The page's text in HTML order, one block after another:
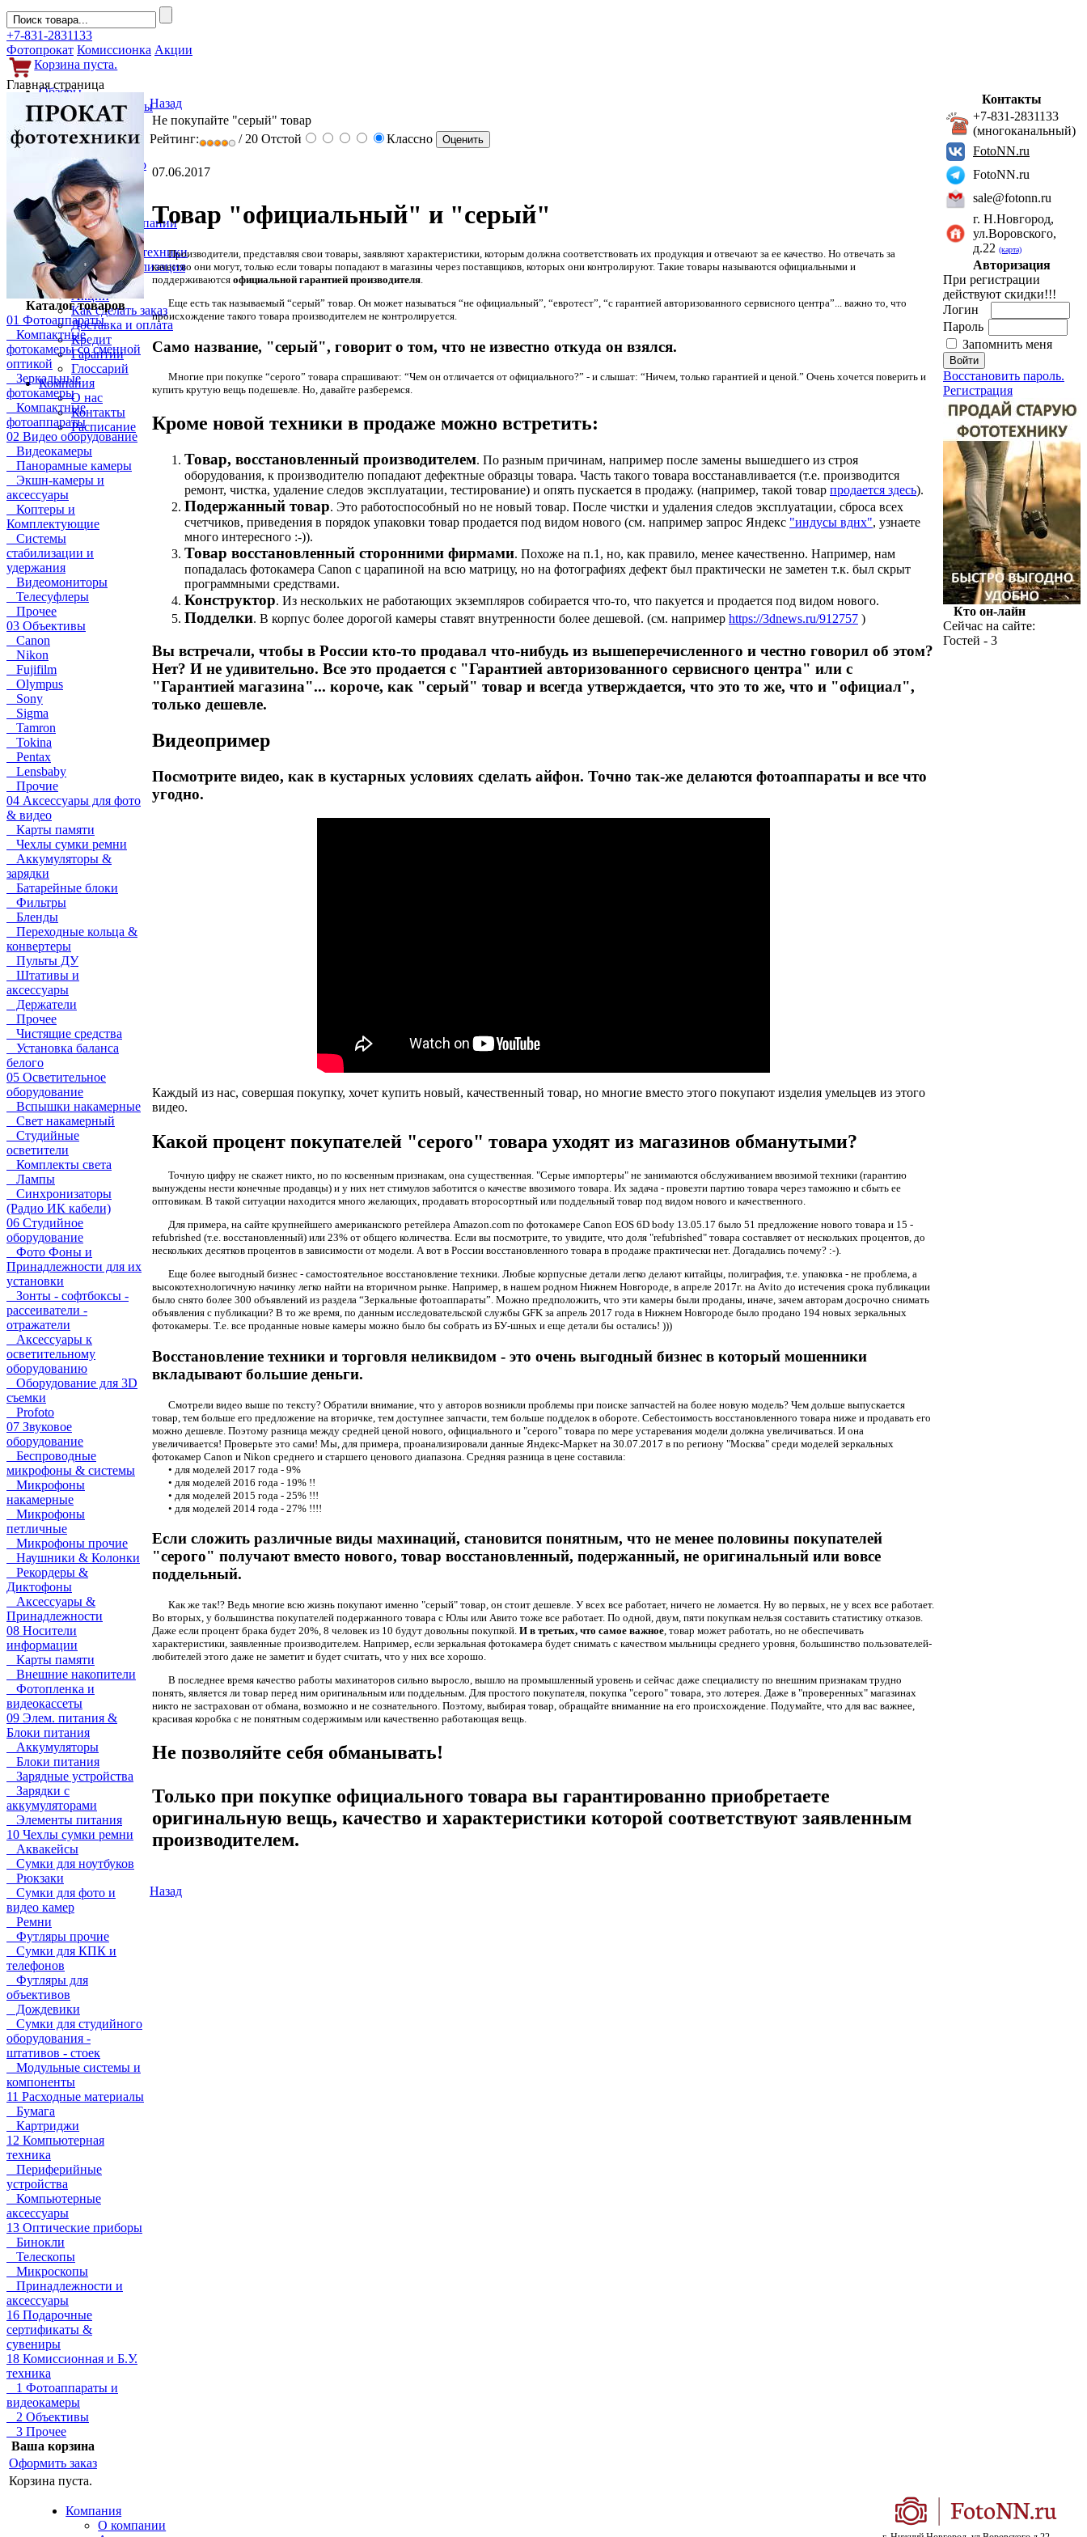
+7-831-2831133
Фотопрокат Комиссионка Акции
Корзина пуста.
Обзоры
Фотоаппараты
Объективы
Фильтры
Фото и видео
Гаджеты
Аксессуары
Слухи
Новости компании
Услуги
Прокат фототехники
Выкуп и реализация
Покупателям
Акции
Как сделать заказ
Доставка и оплата
Кредит
Гарантии
Глоссарий
Компания
О нас
Контакты
Расписание
Главная страница
Каталог товаров
01 Фотоаппараты
Компактные
фотокамеры со сменной
оптикой
Зеркальные
фотокамеры
Компактные
фотоаппараты
02 Видео оборудование
Видеокамеры
Панорамные камеры
Экшн-камеры и
аксессуары
Коптеры и
Комплектующие
Системы
стабилизации и
удержания
Видеомониторы
Телесуфлеры
Прочее
03 Объективы
Canon
Nikon
Fujifilm
Olympus
Sony
Sigma
Tamron
Tokina
Pentax
Lensbaby
Прочие
04 Аксессуары для фото
& видео
Карты памяти
Чехлы сумки ремни
Аккумуляторы &
зарядки
Батарейные блоки
Фильтры
Бленды
Переходные кольца &
конвертеры
Пульты ДУ
Штативы и
аксессуары
Держатели
Прочее
Чистящие средства
Установка баланса
белого
05 Осветительное
оборудование
Вспышки накамерные
Свет накамерный
Студийные
осветители
Комплекты света
Лампы
Синхронизаторы
(Радио ИК кабели)
06 Студийное
оборудование
Фото Фоны и
Принадлежности для их
установки
Зонты - софтбоксы -
рассеиватели -
отражатели
Аксессуары к
осветительному
оборудованию
Оборудование для 3D
съемки
Profoto
07 Звуковое
оборудование
Беспроводные
микрофоны & системы
Микрофоны
накамерные
Микрофоны
петличные
Микрофоны прочие
Наушники & Колонки
Рекордеры &
Диктофоны
Аксессуары &
Принадлежности
08 Носители
информации
Карты памяти
Внешние накопители
Фотопленка и
видеокассеты
09 Элем. питания &
Блоки питания
Аккумуляторы
Блоки питания
Зарядные устройства
Зарядки с
аккумуляторами
Элементы питания
10 Чехлы сумки ремни
Аквакейсы
Сумки для ноутбуков
Рюкзаки
Сумки для фото и
видео камер
Ремни
Футляры прочие
Сумки для КПК и
телефонов
Футляры для
объективов
Дождевики
Сумки для студийного
оборудования -
штативов - стоек
Модульные системы и
компоненты
11 Расходные материалы
Бумага
Картриджи
12 Компьютерная
техника
Периферийные
устройства
Компьютерные
аксессуары
13 Оптические приборы
Бинокли
Телескопы
Микроскопы
Принадлежности и
аксессуары
16 Подарочные
сертификаты &
сувениры
18 Комиссионная и Б.У.
техника
1 Фотоаппараты и
видеокамеры
2 Объективы
3 Прочее
Ваша корзина
Оформить заказ
Корзина пуста.
Назад
Не покупайте "серый" товар
Рейтинг:
/ 20 Отстой Классно
07.06.2017
Товар "официальный" и "серый"
Производители , представляя свои товары, заявляют характеристики, которым должна соответствовать их продукция и отвечают за ее качество. Но отвечать за
качество они могут, только если товары попадают в магазины через поставщиков, которых они контролируют. Такие товары называются официальными и
поддерживаются официальной гарантией производителя
Еще есть так называемый “серый” товар. Он может называться “не официальный”, “евротест”, “с гарантией авторизованного сервисного центра”... важно то, что
происхождение такого товара производителем не контролируется.
Само название, "серый", говорит о том, что не известно откуда он взялся.
Многие при покупке “серого” товара спрашивают: “Чем он отличается от официального?” - и слышат: “Ничем, только гарантией и ценой.” Очень хочется поверить и
купить крутую вещь подешевле. Но, давайте разберемся.
Кроме новой техники в продаже можно встретить:
Товар, восстановленный производителем. По разным причинам, например после замены вышедшего из строя
оборудования, к производителю попадают дефектные образцы товара. Часть такого товара восстанавливается (т.е. производится
ремонт, чистка, удаление следов эксплуатации, тестирование) и опять пускается в продажу. (например, такой товар продается здесь).
Подержанный товар. Это работоспособный но не новый товар. После чистки и удаления следов эксплуатации, сброса всех
счетчиков, приведения в порядок упаковки товар продается под видом нового (см. например запрос Яндекс "индусы вднх", узнаете
много интересного :-)).
Товар восстановленный сторонними фирмами. Похоже на п.1, но, как правило, менее качественно. Например, нам
попадалась фотокамера Canon с царапиной на всю матрицу, но на фотографиях дефект был практически не заметен т.к. был скрыт
программными средствами.
Конструктор. Из нескольких не работающих экземпляров собирается что-то, что пакуется и продается под видом нового.
Подделки. В корпус более дорогой камеры ставят внутренности более дешевой. (см. например https://3dnews.ru/912757 )
Вы встречали, чтобы в России кто-то продавал что-нибудь из вышеперечисленного и честно говорил об этом?
Нет? И не удивительно. Все это продается с "Гарантией авторизованного сервисного центра" или с
"Гарантией магазина"... короче, как "серый" товар и всегда утверждается, что это то же, что и "официал",
только дешевле.
Видеопример
Посмотрите видео, как в кустарных условиях сделать айфон. Точно так-же делаются фотоаппараты и все что
угодно.
Каждый из нас, совершая покупку, хочет купить новый, качественный товар, но многие вместо этого покупают изделия умельцев из этого
видео.
Какой процент покупателей "серого" товара уходят из магазинов обманутыми?
Точную цифру не скажет никто, но по косвенным признакам, она существенная. "Серые импортеры" не занимаются обслуживанием ввозимой техники (гарантию
вынуждены нести конечные продавцы) и у них нет стимулов заботится о качестве ввозимого товара. Их задача - провезти партию товара через таможню и сбыть ее
оптовикам. В такой ситуации находится много желающих, продавать второсортный или поддельный товар под видом нового и качественного.
Для примера, на сайте крупнейшего американского ретейлера Amazon.com по фотокамере Canon EOS 6D body 13.05.17 было 51 предложение нового товара и 15 -
refubrished (т.е. восстановленный) или 23% от общего количества. Если вы посмотрите, то увидите, что доля "refubrished" товара составляет от нескольких процентов, до
нескольких десятков процентов в зависимости от модели. А вот в России восстановленного товара в продаже практически нет. Догадались почему? :-).
Еще более выгодный бизнес - самостоятельное восстановление техники. Любые корпусные детали легко делают китайцы, полиграфия, т.е. упаковка - не проблема, а
высокотехнологичную начинку легко найти на вторичном рынке. Например, в нашем родном Нижнем Новгороде, в апреле 2017г. на Avito до истечения срока публикации
было снято более 300 объявлений из раздела “Зеркальные фотоаппараты”. Можно предположить, что эти камеры были проданы, иначе, зачем авторам досрочно снимать
объявления с публикации? В то же время, по данным исследовательской службы GFK за апрель 2017 года в Нижнем Новгороде было продано 194 новых зеркальных
фотокамеры. Т.е. все проданные новые камеры можно было бы собрать из БУ-шных и еще детали бы остались! )))
Восстановление техники и торговля неликвидом - это очень выгодный бизнес в который мошенники
вкладывают большие деньги.
Смотрели видео выше по тексту? Обратили внимание, что у авторов возникли проблемы при поиске запчастей на более новую модель? Чем дольше выпускается
товар, тем больше его предложение на вторичке, тем доступнее запчасти, тем больше подделок в обороте. Себестоимость восстановленного товара ниже и продавать его
можно дешевле. Поэтому разница между средней ценой нового, официального и "серого" товара по мере устаревания модели должна увеличиваться. И она
увеличивается! Проверьте это сами! Мы, для примера, проанализировали данные Яндекс-Маркет на 30.07.2017 в по региону "Москва" среди моделей зеркальных
фотокамер Canon и Nikon среднего и старшего ценового диапазона. Средняя разница в цене составила:
• для моделей 2017 года - 9%
• для моделей 2016 года - 19% !!
• для моделей 2015 года - 25% !!!
• для моделей 2014 года - 27% !!!!
Если сложить различные виды махинаций, становится понятным, что не менее половины покупателей
"серого" получают вместо нового, товар восстановленный, подержанный, не оригинальный или вовсе
поддельный.
Какже так!? Ведь многие всю жизнь покупают именно "серый" товар, он стоит дешевле. У всех все работает, ничего не ломается. Ну во первых, не у всех все работает.
Во вторых, у большинства покупателей подержанного товара с Юлы или Авито тоже все работает. По одной, двум, пяти покупкам нельзя составить статистику отказов.
Даже если процент брака будет 20%, 8 человек из 10 будут довольны покупкой. И в третьих, что самое важное, товар может работать, но не обеспечивать
характеристики, заявленные производителем. Например, если зеркальная фотокамера будет снимать с качеством мыльницы среднего уровня, большинство пользователей-
любителей этого даже не заметит и будет считать, что у них все хорошо.
В последнее время качество работы махинаторов сильно выросло, вышло на промышленный уровень и сейчас даже специалисту по внешним признакам трудно
понять, является ли товар перед ним оригинальным или поддельным. Для простого покупателя, покупка "серого" товара, это лотерея. Даже в "проверенных" магазинах
никто не застрахован от обмана, возможно и не сознательного. Поэтому, выбирая товар, обращайте вниманние на его происхождение. Подумайте, что для вас важнее,
красивая коробка с не понятным содержимым или качественно работающая вещь.
Не позволяйте себя обманывать!
Только при покупке официального товара вы гарантированно приобретаете
оригинальную вещь, качество и характеристики которой соответствуют заявленным
производителем.
Назад
Контакты
+7-831-2831133
(многоканальный)
FotoNN.ru
FotoNN.ru
sale@fotonn.ru
г. Н.Новгород,
ул.Воровского,
д.22 (карта)
Авторизация
При регистрации
действуют скидки!!!
Логин
Пароль
Запомнить меня
Восстановить пароль.
Регистрация
Кто он-лайн
Сейчас на сайте:
Гостей - 3
Компания
О компании